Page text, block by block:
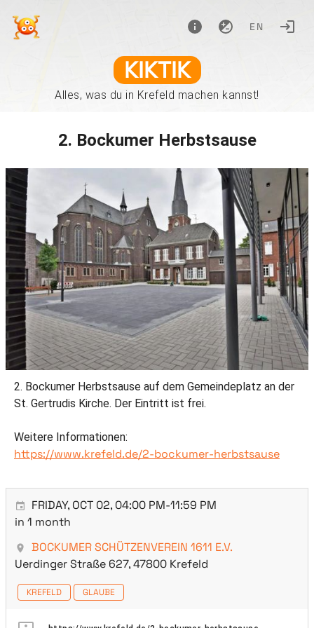
EN
KIKTIK
Alles, was du in Krefeld machen kannst!
2. Bockumer Herbstsause
2. Bockumer Herbstsause auf dem Gemeindeplatz an der
St. Gertrudis Kirche. Der Eintritt ist frei.
Weitere Informationen:
https://www.krefeld.de/2-bockumer-herbstsause
FRIDAY, OCT 02, 04:00 PM-11:59 PM
in 1 month
BOCKUMER SCHÜTZENVEREIN 1611 E.V.
Uerdinger Straße 627, 47800 Krefeld
KREFELD GLAUBE